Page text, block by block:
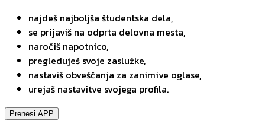
najdeš najboljša študentska dela,
se prijaviš na odprta delovna mesta,
naročiš napotnico,
pregleduješ svoje zaslužke,
nastaviš obveščanja za zanimive oglase,
urejaš nastavitve svojega profila.
Prenesi APP